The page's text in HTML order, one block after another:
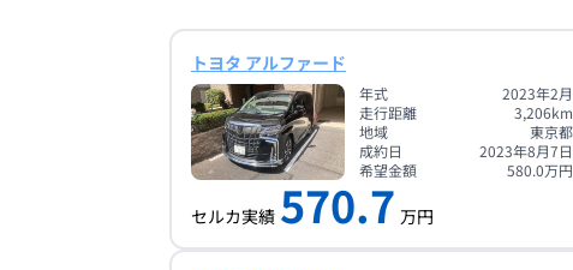
トヨタ アルファード
年式
2023年2月
走行距離
3,206km
地域
東京都
成約日
2023年8月7日
希望金額
580.0万円
セルカ実績 570.7 万円